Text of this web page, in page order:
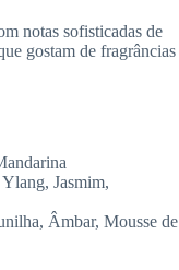
notas sofisticadas de
gostam de fragrâncias
Jasmim,
Âmbar, Mousse de